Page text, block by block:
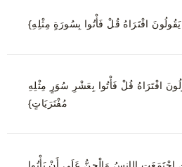
يَقُولُونَ افْتَرَاهُ قُلْ فَأْتُوا بِعَشْرِ سُوَرٍ مِثْلِهِ
مُفْتَرَيَاتٍ}
{قُلْ لَئِنِ اجْتَمَعَتِ الإِنسُ وَالْجِنُّ عَلَى أَنْ يَأْتُوا